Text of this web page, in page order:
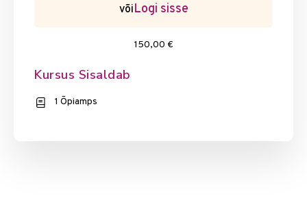
võiLogi sisse
150,00 €
Kursus Sisaldab
1 Õpiamps